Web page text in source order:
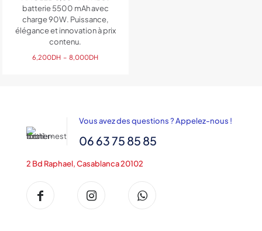
batterie 5500 mAh avec
charge 90W. Puissance,
élégance et innovation à prix
contenu.
6,200DH – 8,000DHPlage
Vous avez des questions ? Appelez-nous !
06 63 75 85 85
2 Bd Raphael, Casablanca 20102